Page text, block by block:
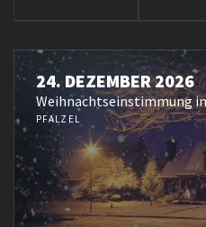
24. DEZEMBER 2026
Weihnachtseinstimmung
PFALZEL